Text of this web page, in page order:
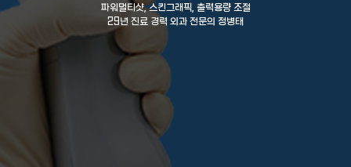
파워멀티샷, 스킨그래픽, 출력용량 조절
29년 진료 경력 외과 전문의 정병태